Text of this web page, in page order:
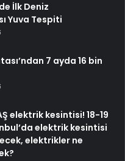
İlk Deniz
Yuva Tespiti
7 ayda 16 bin
elektrik kesintisi! 18-19
elektrik kesintisi
elektrikler ne